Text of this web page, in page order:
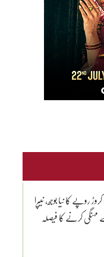
صارفین پر 9 ارب 80 کروڑ روپے کا نیا بوجھ، نیپرا